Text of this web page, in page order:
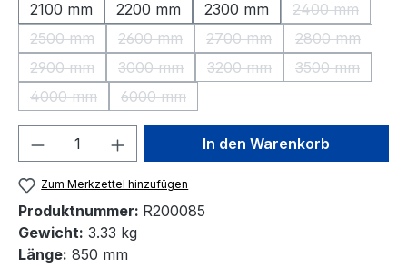
2100 mm
2200 mm 2300 mm 2400 mm
(Diese
2500 mm
(Diese Option ist zurzeit nicht verfügbar.)
2600 mm
(Diese Option ist zurzeit nicht verfügbar.)
2700 mm
(Diese Option ist zurzeit
2800 mm
(Diese
2900 mm
(Diese Option ist zurzeit nicht verfügbar.)
3000 mm
(Diese Option ist zurzeit nicht verfügbar.)
3200 mm
(Diese Option ist zurzeit
3500 mm
(Diese
4000 mm
(Diese Option ist zurzeit nicht verfügbar.)
6000 mm
(Diese Option ist zurzeit nicht verfügbar.)
Produkt Anzahl: Gib denIn den Warenkorb
Zum Merkzettel hinzufügen
Produktnummer: R200085
Gewicht: 3.33 kg
Länge: 850 mm